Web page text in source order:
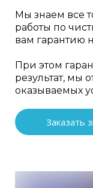
Мы знаем все
работы по
вам гарантию
При этом
результат, мы
оказываемых
Заказать